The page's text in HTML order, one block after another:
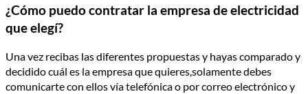
¿Cómo puedo contratar la empresa de electricidad
que elegí?
Una vez recibas las diferentes propuestas y hayas comparado y
decidido cuál es la empresa que quieres,solamente debes
comunicarte con ellos vía telefónica o por correo electrónico y